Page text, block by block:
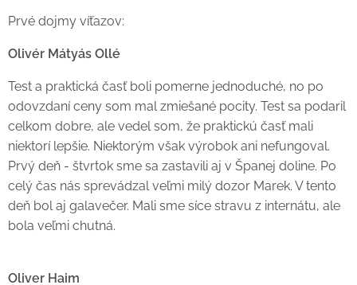
Prvé dojmy víťazov:
Olivér Mátyás Ollé
Test a praktická časť boli pomerne jednoduché, no po
odovzdaní ceny som mal zmiešané pocity. Test sa podaril
celkom dobre, ale vedel som, že praktickú časť mali
niektorí lepšie. Niektorým však výrobok ani nefungoval.
Prvý deň - štvrtok sme sa zastavili aj v Španej doline. Po
celý čas nás sprevádzal veľmi milý dozor Marek. V tento
deň bol aj galavečer. Mali sme síce stravu z internátu, ale
bola veľmi chutná.
Oliver Haim